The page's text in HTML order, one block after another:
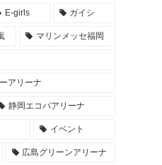
LIVE TOUR 2022 AN
レポ まとめ
大阪 レポ まとめ
E-girls ガイシ
マリンメッセ福岡
アリーナ
静岡エコパアリーナ
イベント
広島グリーンアリーナ